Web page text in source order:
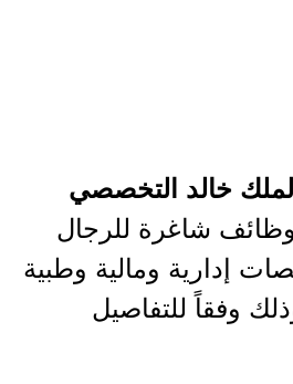
خالد التخصصي
شاغرة للرجال
إدارية ومالية وطبية
وفقاً للتفاصيل